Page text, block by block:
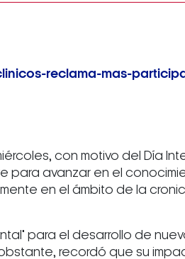
reclama-mas-
con motivo del Día
para avanzar en el
en el ámbito de la
para el desarrollo de
recordó que su